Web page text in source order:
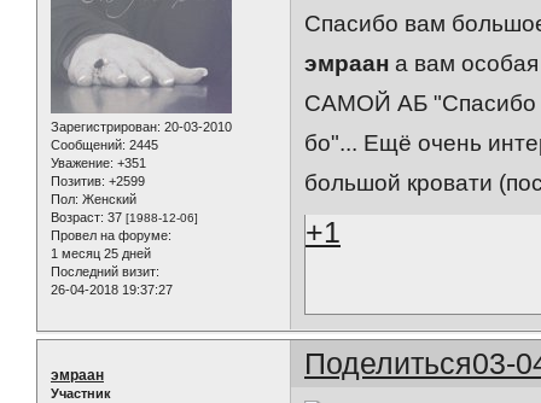
Зарегистрирован: 20-03-2010
Сообщений: 2445
Уважение: +351
Позитив: +2599
Пол: Женский
Возраст: 37 [1988-12-06]
Провел на форуме:
1 месяц 25 дней
Последний визит:
26-04-2018 19:37:27
Спасибо вам
эмраан а вам
САМОЙ АБ "Спасибо
бо"... Ещё очень
большой кровати
+1
Поделиться03-
эмраан
Участник